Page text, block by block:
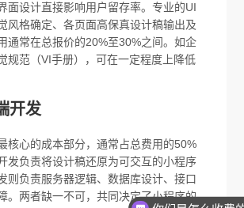
面设计直接影响用户留存率。专业的UI
风格确定、各页面高保真设计稿输出及
通常在总报价的20%至30%之间。如企
规范（VI手册），可在一定程度上降低
开发
核心的成本部分，通常占总费用的50%
发负责将设计稿还原为可交互的小程序
则负责服务器逻辑、数据库设计、接口
。两者缺一不可，共同决定了小程序的